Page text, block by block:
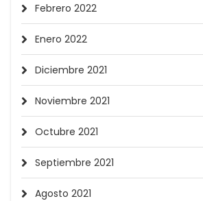
Febrero 2022
Enero 2022
Diciembre 2021
Noviembre 2021
Octubre 2021
Septiembre 2021
Agosto 2021